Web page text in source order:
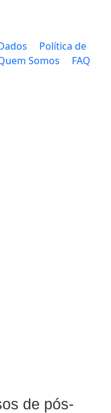
Política de
Somos FAQ
de pós-